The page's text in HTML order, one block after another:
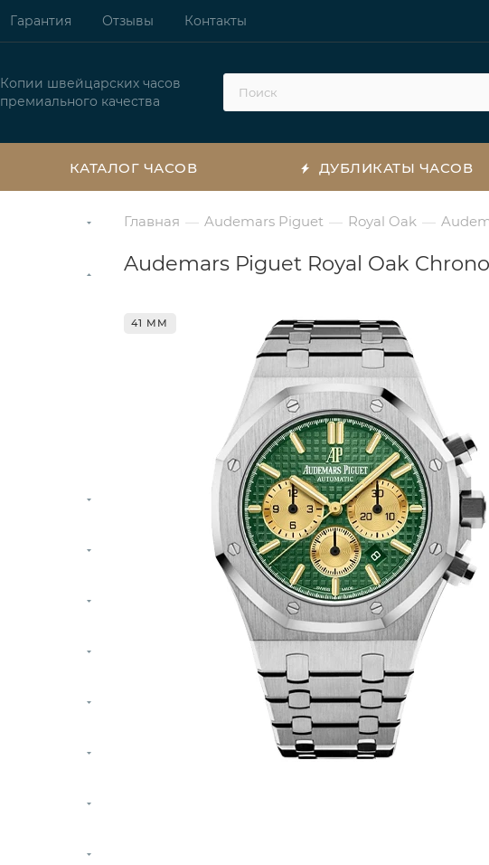
Гарантия Отзывы Контакты
Копии швейцарских часов
премиального качества
КАТАЛОГ ЧАСОВ ДУБЛИКАТЫ ЧАСОВ
Главная — Audemars Piguet — Royal Oak —
Audemars Piguet Royal Oak
41 ММ